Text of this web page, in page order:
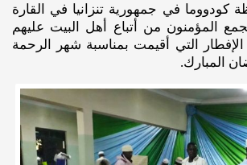
في جمهورية تنزانيا في القارة
المؤمنون من أتباع أهل البيت عليهم
الإفطار التي أقيمت بمناسبة شهر الرحمة
المبارك.